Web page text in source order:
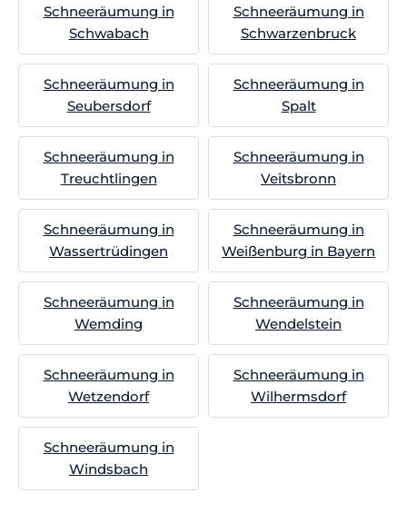
Schneeräumung in
Schwabach
Schneeräumung in
Schwarzenbruck
Schneeräumung in
Seubersdorf
Schneeräumung in
Spalt
Schneeräumung in
Treuchtlingen
Schneeräumung in
Veitsbronn
Schneeräumung in
Wassertrüdingen
Schneeräumung in
Weißenburg in Bayern
Schneeräumung in
Wemding
Schneeräumung in
Wendelstein
Schneeräumung in
Wetzendorf
Schneeräumung in
Wilhermsdorf
Schneeräumung in
Windsbach